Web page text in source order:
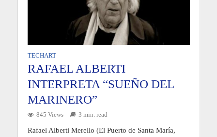
TECHART
RAFAEL ALBERTI
INTERPRETA “SUEÑO DEL
MARINERO”
845 Views 3 min. read
Rafael Alberti Merello (El Puerto de Santa María,